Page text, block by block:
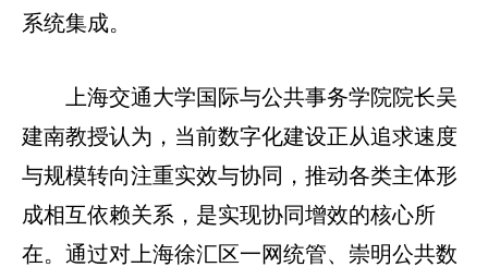
系统集成。
上海交通大学国际与公共事务学院院长吴
建南教授认为，当前数字化建设正从追求速度
与规模转向注重实效与协同，推动各类主体形
成相互依赖关系，是实现协同增效的核心所
在。通过对上海徐汇区一网统管、崇明公共数